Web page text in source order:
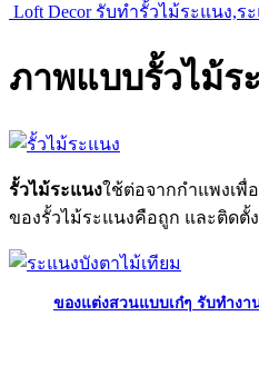
Loft Decor รับทำรั้วไม้ระแนง,ร
ภาพแบบรั้วไม้ร
รั้วไม้ระแนงใช้ต่อจากกำแพงเพื่
ของรั้วไม้ระแนงคือถูก และติดตั้ง
ของแต่งสวนแบบเก๋ๆ รับทำง